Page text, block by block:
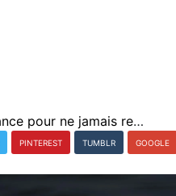
Avance pour ne jamais reculer.
PINTEREST TUMBLR GOOGLE